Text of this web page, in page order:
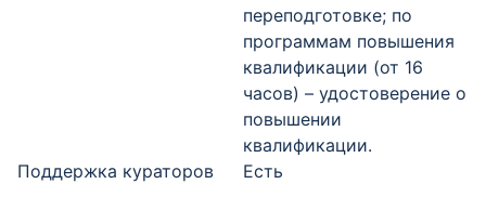
переподготовке; по
программам повышения
квалификации (от 16
часов) – удостоверение о
повышении
квалификации.
Поддержка кураторов
Есть